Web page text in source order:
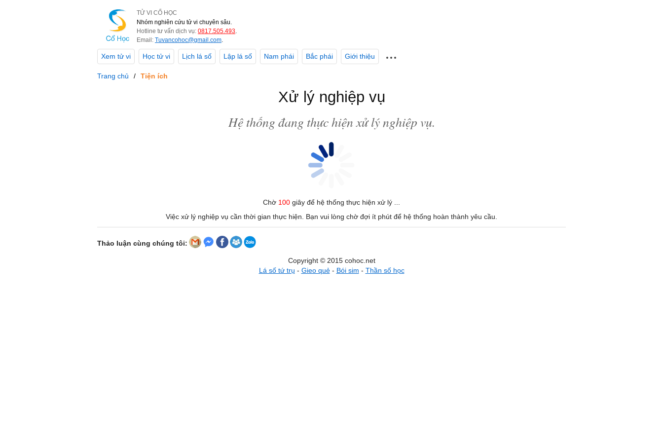
TỬ VI CỔ HỌC
Nhóm nghiên cứu tử vi chuyên sâu.
Hotline tư vấn dịch vụ: 0817.505.493.
Email: Tuvancohoc@gmail.com.
Xem tử vi Học tử vi Lịch lá số Lập lá số Nam phái Bắc phái Giới thiệu
Trang chủ Tiện ích
Xử lý nghiệp vụ
Hệ thống đang thực hiện xử lý nghiệp vụ.
Chờ 100 giây để hệ thống thực hiện xử lý ...
Việc xử lý nghiệp vụ cần thời gian thực hiện. Bạn vui lòng chờ đợi ít phút để hệ thống hoàn thành yêu cầu.
Thảo luận cùng chúng tôi:
Copyright © 2015 cohoc.net
Lá số tứ trụ - Gieo quẻ- Bói sim - Thần số học